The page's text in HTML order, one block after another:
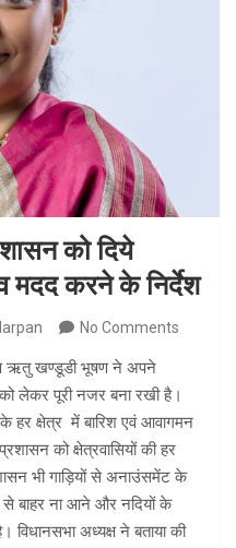
को दिये
मदद करने के निर्देश
No Comments
ऋतु खण्डूडी भूषण ने अपने
को लेकर पूरी नजर बना रखी है।
के हर क्षेत्र में बारिश एवं आवागमन
को क्षेत्रवासियों की हर
भी गाड़ियों से अनाउंसमेंट के
से बाहर ना आने और नदियों के
विधानसभा अध्यक्ष ने बताया की